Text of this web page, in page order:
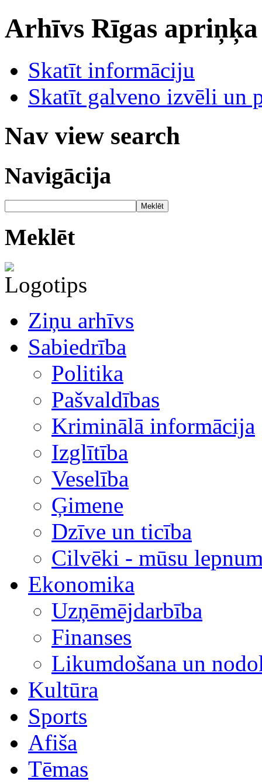
Arhīvs Rīgas
Skatīt informāciju
Skatīt galveno izvēli un
Nav view search
Navigācija
Meklēt
Meklēt
Ziņu arhīvs
Sabiedrība
Politika
Pašvaldības
Kriminālā informācija
Izglītība
Veselība
Ģimene
Dzīve un ticība
Cilvēki - mūsu
Ekonomika
Uzņēmējdarbība
Finanses
Likumdošana un
Kultūra
Sports
Afiša
Tēmas